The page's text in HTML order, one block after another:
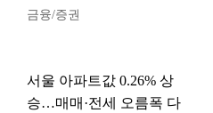
금융/증권
서울 아파트값 0.26% 상
승…매매·전세 오름폭 다